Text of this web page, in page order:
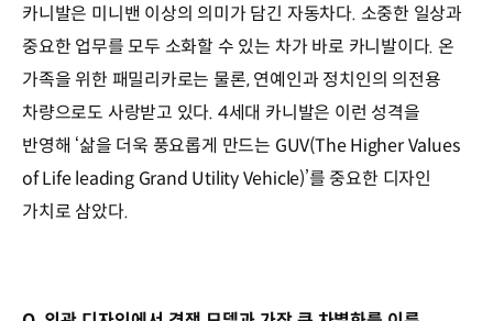
카니발은 미니밴 이상의 의미가 담긴 자동차다. 소중한 일상과
중요한 업무를 모두 소화할 수 있는 차가 바로 카니발이다. 온
가족을 위한 패밀리카로는 물론, 연예인과 정치인의 의전용
차량으로도 사랑받고 있다. 4세대 카니발은 이런 성격을
반영해 ‘삶을 더욱 풍요롭게 만드는 GUV(The Higher Values
of Life leading Grand Utility Vehicle)’를 중요한 디자인
가치로 삼았다.